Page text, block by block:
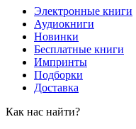
Электронные книги
Аудиокниги
Новинки
Бесплатные книги
Импринты
Подборки
Доставка
Как нас найти?